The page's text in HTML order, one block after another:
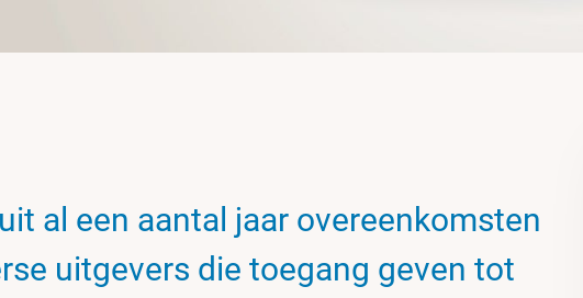
al een aantal jaar overeenkomsten
uitgevers die toegang geven tot